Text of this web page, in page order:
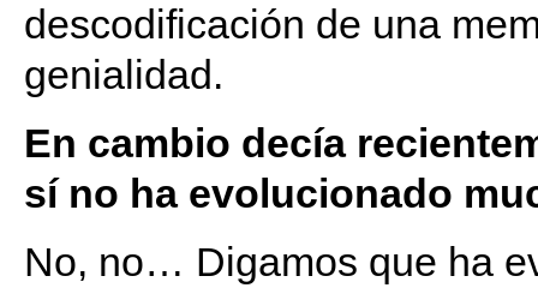
descodificación de una
genialidad.
En cambio decía
sí no ha evolucionado
No, no… Digamos que ha